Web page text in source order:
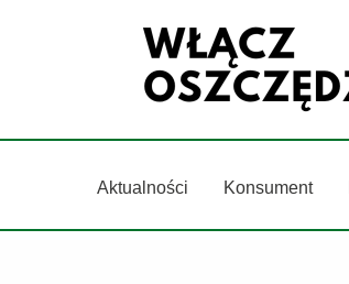
Aktualności Konsument